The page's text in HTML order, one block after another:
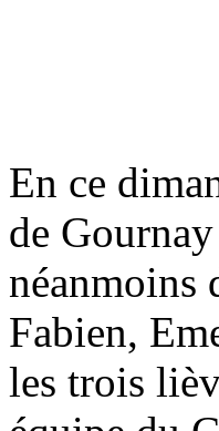
En ce
de
néanmoins
Fabien,
les trois